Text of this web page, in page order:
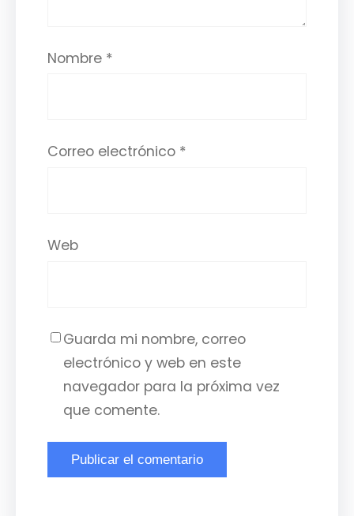
Nombre *
Correo electrónico *
Web
Guarda mi nombre, correo
electrónico y web en este
navegador para la próxima vez
que comente.